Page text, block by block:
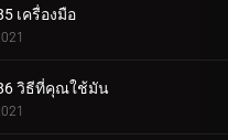
เครื่องมือ
วิธีที่คุณใช้มัน